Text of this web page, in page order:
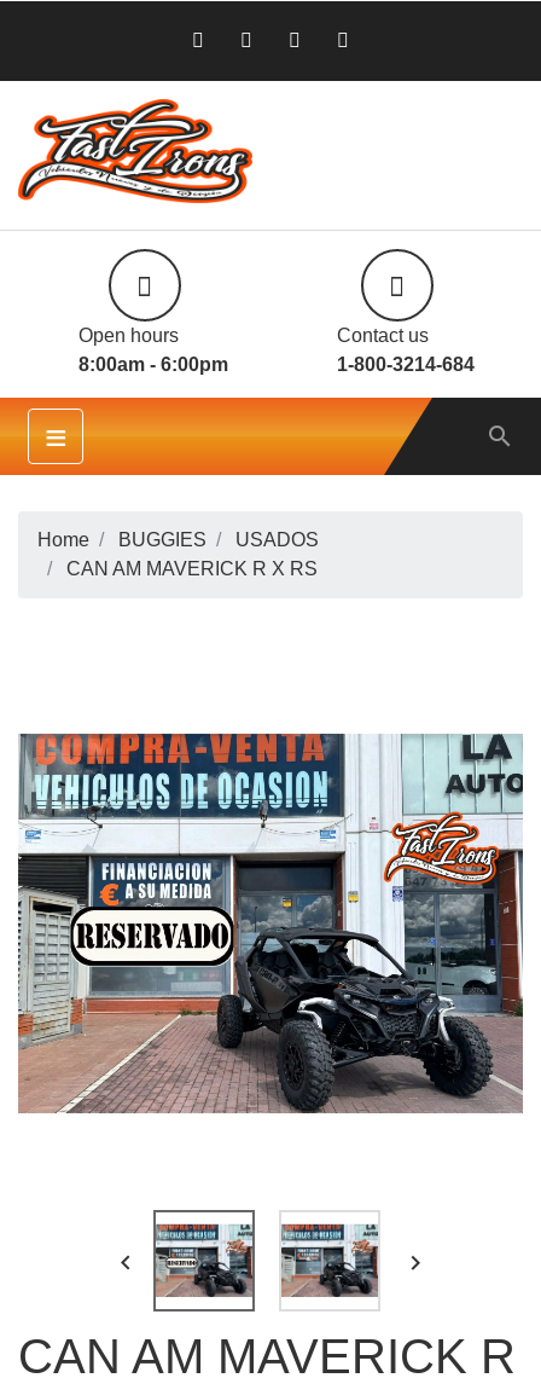
Open hours
8:00am - 6:00pm
Contact us
1-800-3214-684
≡ 
Home BUGGIES
USADOS
CAN AM MAVERICK R X RS
 
CAN AM MAVERICK R